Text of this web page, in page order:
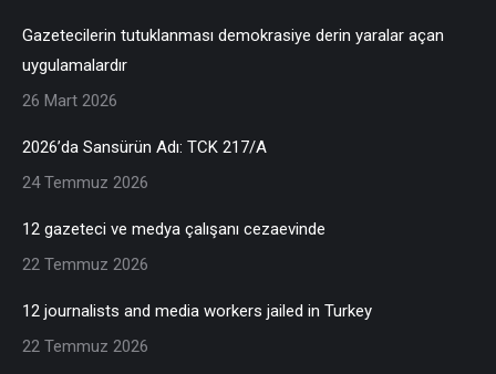
Gazetecilerin tutuklanması demokrasiye derin yaralar açan
uygulamalardır
26 Mart 2026
2026’da Sansürün Adı: TCK 217/A
24 Temmuz 2026
12 gazeteci ve medya çalışanı cezaevinde
22 Temmuz 2026
12 journalists and media workers jailed in Turkey
22 Temmuz 2026